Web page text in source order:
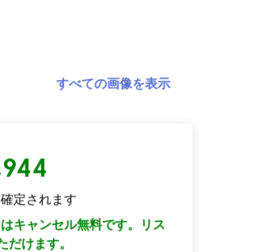
定されます
キャンセル無料です。リス
だけます。
すべての画像を表示